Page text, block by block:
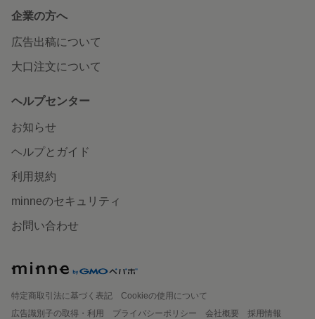
企業の方へ
広告出稿について
大口注文について
ヘルプセンター
お知らせ
ヘルプとガイド
利用規約
minneのセキュリティ
お問い合わせ
特定商取引法に基づく表記
Cookieの使用について
広告識別子の取得・利用
プライバシーポリシー 会社概要
採用情報